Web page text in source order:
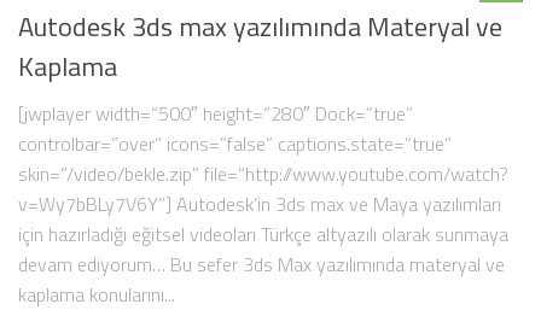
Autodesk 3ds max yazılımında Materyal ve
Kaplama
[jwplayer width=”500″ height=”280″ Dock=”true”
controlbar=”over” icons=”false” captions.state=”true”
skin=”/video/bekle.zip” file=”http://www.youtube.com/watch?
v=Wy7bBLy7V6Y”] Autodesk’in 3ds max ve Maya yazılımları
için hazırladığı eğitsel videoları Türkçe altyazılı olarak sunmaya
devam ediyorum… Bu sefer 3ds Max yazılımında materyal ve
kaplama konularını...